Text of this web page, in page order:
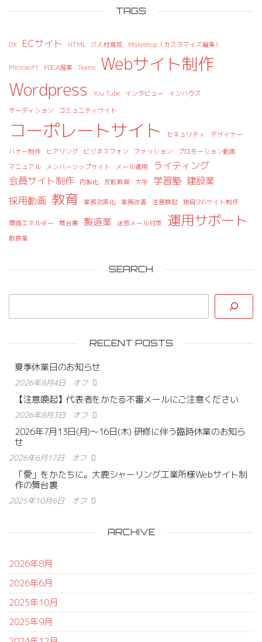
TAGS
DX ECサイト HTML IT人材育成 Makeshop（カスタマイズ編集）
Microsoft PDCA提案 Teams
Webサイト制作
Wordpress
You Tube インタビュー インハウス
オーディション コミュニティサイト
コーポレートサイト セキュリティ デザイナー
バナー制作 ヒアリング ビジネスフォン ファッション
プロモーション動画
マニュアル
メンバーシップサイト メール運用
ライティング
会員サイト制作
内製化 反転教育 大学 学習塾 建設業
採用動画 教育 業務効率化 業務改善 注意喚起 独自SNSサイト制作
環境エネルギー 舞台裏 製造業 迷惑メール対策 運用サポート
飲食業
SEARCH
RECENT POSTS
夏季休業日のお知らせ
2026年8月4日 オフ
【注意喚起】代表者をかたる不審メールにご注意ください
2026年8月3日 オフ
2026年7月13日(月)〜16日(木) 研修に伴う臨時休業のお知ら
せ
2026年6月17日 オフ
「愛」をかたちに。大鹿シャーリング工業所様Webサイト制
作の舞台裏
2025年10月6日 オフ
ARCHIVE
2026年8月
2026年6月
2025年10月
2025年9月